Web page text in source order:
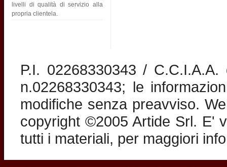
livelli di qualità di servizio alla
propria clientela.
P.I. 02268330343 /
n.02268330343; le
modifiche senza preavviso.
copyright ©2005 Artide Srl. E'
tutti i materiali, per maggiori